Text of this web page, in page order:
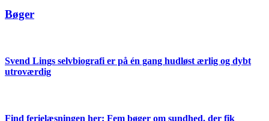
Bøger
Svend Lings selvbiografi er på én gang hudløst ærlig og dybt
utroværdig
Find ferielæsningen her: Fem bøger om sundhed, der fik